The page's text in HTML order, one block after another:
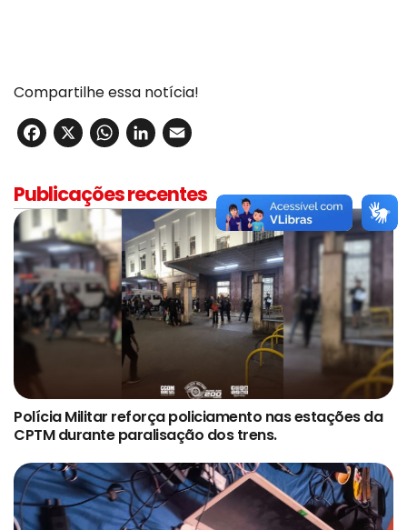
Compartilhe essa notícia!
Facebook
X WhatsApp
LinkedIn
Publicações recentes
Polícia Militar reforça policiamento nas estações da
CPTM durante paralisação dos trens.